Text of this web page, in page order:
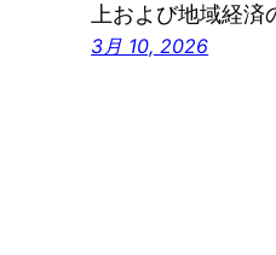
上および地域経
3月 10, 2026